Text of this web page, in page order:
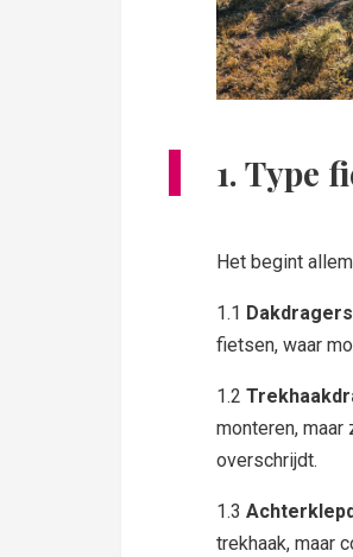
1. Type
Het begint
1.1
fietsen, waar
1.2
monteren,
overschrijdt.
1.3
trekhaak, maar